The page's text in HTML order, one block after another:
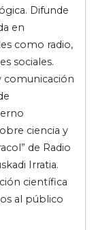
Difunde
en
como radio,
sociales.
comunicación
ciencia y
de Radio
Irratia.
científica
al público